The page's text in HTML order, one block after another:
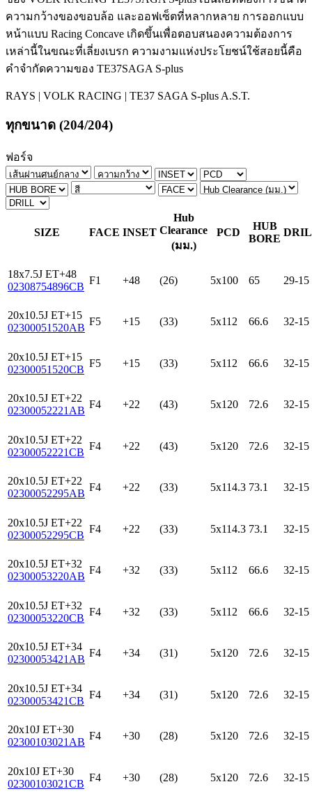
ความกว้างของขอบล้อ และออฟเซ็ตที่หลากหลาย การออกแบบ
หน้าแบบ Racing Concave เกิดขึ้นเพื่อตอบสนองความต้องการ
เหล่านี้ในขณะที่เลี่ยงเบรก ความงามแห่งประโยชน์ใช้สอยนี้คือ
คำจำกัดความของ TE37SAGA S-plus
RAYS | VOLK RACING | TE37 SAGA S-plus A.S.T.
ทุกขนาด (204/204)
ฟอร์จ
SIZE FACE INSET
Hub
Clearance
(มม.)
PCD
HUB
BORE
18x7.5J ET+48
02308754896CB
F1 +48 (26) 5x100 65 29-15
20x10.5J ET+15
02300051520AB
F5 +15 (33) 5x112 66.6 32-15
20x10.5J ET+15
02300051520CB
F5 +15 (33) 5x112 66.6 32-15
20x10.5J ET+22
02300052221AB
F4 +22 (43) 5x120 72.6 32-15
20x10.5J ET+22
02300052221CB
F4 +22 (43) 5x120 72.6 32-15
20x10.5J ET+22
02300052295AB
F4 +22 (33) 5x114.3 73.1 32-15
20x10.5J ET+22
02300052295CB
F4 +22 (33) 5x114.3 73.1 32-15
20x10.5J ET+32
02300053220AB
F4 +32 (33) 5x112 66.6 32-15
20x10.5J ET+32
02300053220CB
F4 +32 (33) 5x112 66.6 32-15
20x10.5J ET+34
02300053421AB
F4 +34 (31) 5x120 72.6 32-15
20x10.5J ET+34
02300053421CB
F4 +34 (31) 5x120 72.6 32-15
20x10J ET+30
02300103021AB
F4 +30 (28) 5x120 72.6 32-15
20x10J ET+30
02300103021CB
F4 +30 (28) 5x120 72.6 32-15